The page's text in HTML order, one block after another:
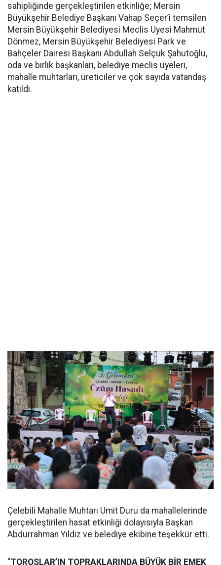
sahipliğinde gerçekleştirilen etkinliğe; Mersin
Büyükşehir Belediye Başkanı Vahap Seçer’i temsilen
Mersin Büyükşehir Belediyesi Meclis Üyesi Mahmut
Dönmez, Mersin Büyükşehir Belediyesi Park ve
Bahçeler Dairesi Başkanı Abdullah Selçuk Şahutoğlu,
oda ve birlik başkanları, belediye meclis üyeleri,
mahalle muhtarları, üreticiler ve çok sayıda vatandaş
katıldı.
Çelebili Mahalle Muhtarı Ümit Duru da mahallelerinde
gerçekleştirilen hasat etkinliği dolayısıyla Başkan
Abdurrahman Yıldız ve belediye ekibine teşekkür etti.
“TOROSLAR’IN TOPRAKLARINDA BÜYÜK BİR EMEK